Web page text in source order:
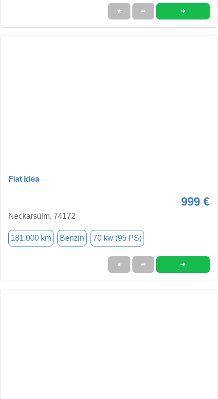
★ ➦ ➜
Fiat Idea
999 €
Neckarsulm, 74172
181.000 km Benzin 70 kw (95 PS)
★ ➦ ➜